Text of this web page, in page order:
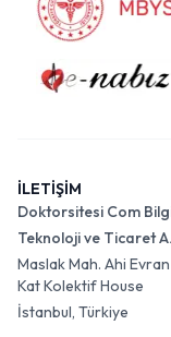
İLETİŞİM
Doktorsitesi Com
Teknoloji ve Ticaret
Maslak Mah. Ahi
Kat Kolektif House
İstanbul, Türkiye